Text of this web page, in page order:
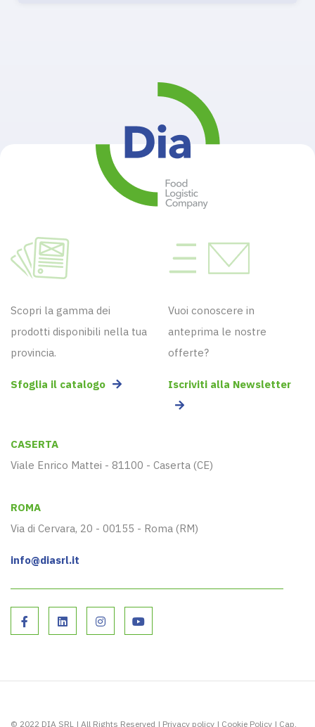
Scopri la gamma dei
prodotti disponibili nella tua
provincia.
Sfoglia il catalogo
Vuoi conoscere in
anteprima le nostre
offerte?
Iscriviti alla Newsletter
CASERTA
Viale Enrico Mattei - 81100 - Caserta (CE)
ROMA
Via di Cervara, 20 - 00155 - Roma (RM)
info@diasrl.it
© 2022 DIA SRL | All Rights Reserved | Privacy policy | Cookie Policy | Cap.